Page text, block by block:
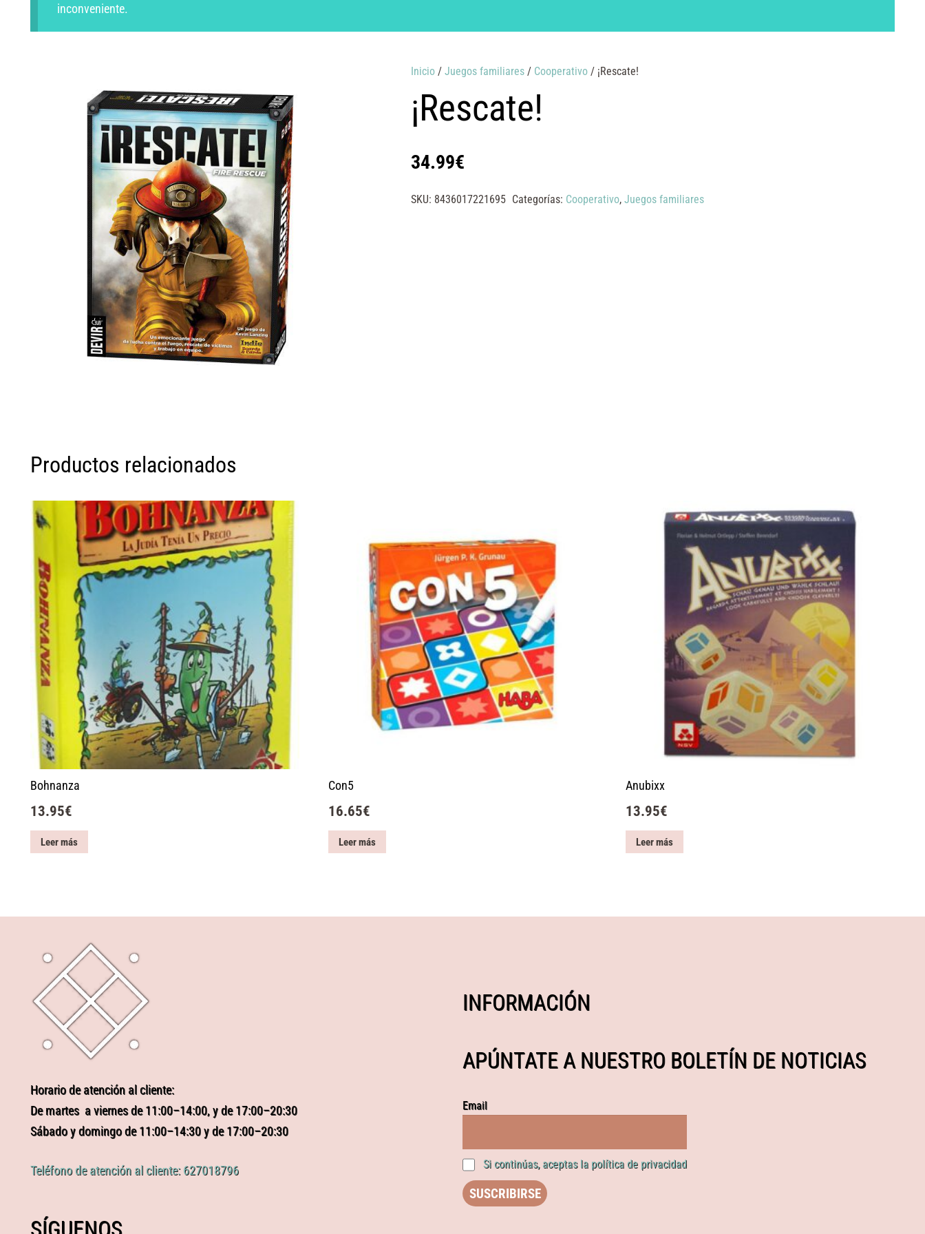
inconveniente.
Inicio/ Juegos familiares/ Cooperativo/ ¡Rescate!
¡Rescate!
34.99€
SKU: 8436017221695 Categorías: Cooperativo, Juegos familiares
Productos relacionados
Bohnanza
13.95€
Leer más
Con5
16.65€
Leer más
Anubixx
13.95€
Leer más
Horario de atención al cliente:
De martes a viernes de 11:00–14:00, y de 17:00–20:30
Sábado y domingo de 11:00–14:30 y de 17:00–20:30
Teléfono de atención al cliente: 627018796
INFORMACIÓN
APÚNTATE A NUESTRO BOLETÍN DE NOTICIAS
Email
Si continúas, aceptas la política de privacidad